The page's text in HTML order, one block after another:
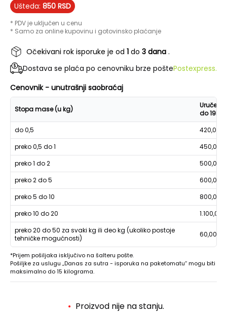
Ušteda: 850 RSD
* PDV je uključen u cenu
* Samo za online kupovinu i gotovinsko plaćanje
Očekivani rok isporuke je od 1 do 3 dana .
Dostava se plaća po cenovniku brze poštePostexpress.
Cenovnik - unutrašnji saobraćaj
Stopa mase (u kg)
Uručenje
do 19h
do 0,5
420,00
preko 0,5 do 1
450,00
preko 1 do 2
500,00
preko 2 do 5
600,00
preko 5 do 10
800,00
preko 10 do 20
1.100,00
preko 20 do 50 za svaki kg ili deo kg (ukoliko postoje
tehničke mogućnosti)
60,00
*Prijem pošiljaka isključivo na šalteru pošte.
Pošiljke za uslugu „Danas za sutra - isporuka na paketomatu“ mogu biti
maksimalno do 15 kilograma.
Proizvod nije na stanju.